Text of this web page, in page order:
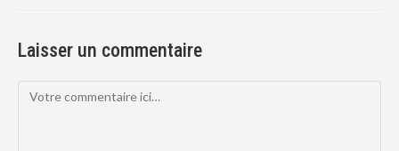
Laisser un commentaire